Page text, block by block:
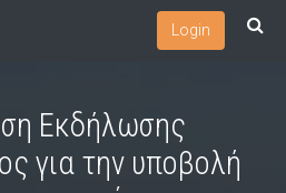
Login
Εκδήλωσης
για την υποβολή